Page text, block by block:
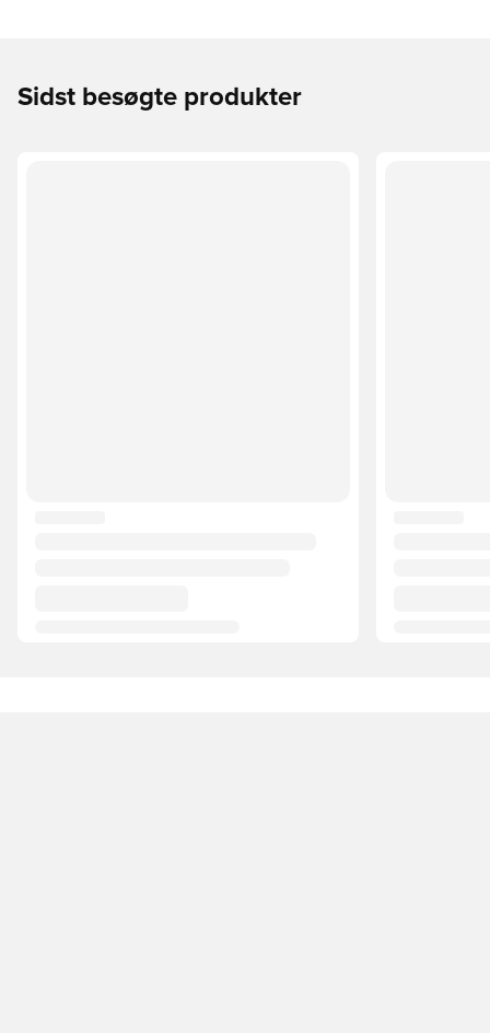
Sidst besøgte produkter